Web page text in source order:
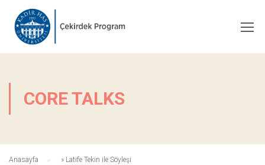
CORE TALKS
Anasayfa » Latife Tekin ile Söyleşi